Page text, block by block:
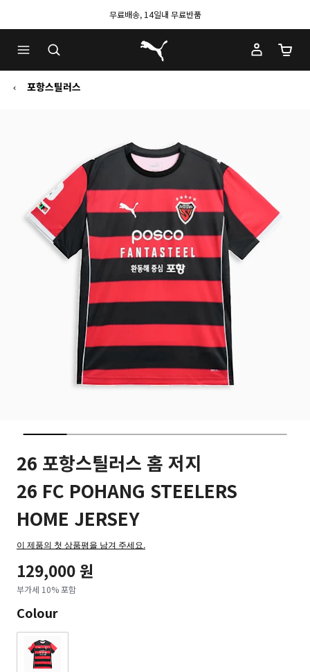
무료배송, 14일내 무료반품
푸마 홈
장바
포항스틸러스
26 포항스틸러스 홈 저지
26 FC POHANG STEELERS
HOME JERSEY
이 제품의 첫 상품평을 남겨 주세요.
129,000 원
부가세 10% 포함
Colour